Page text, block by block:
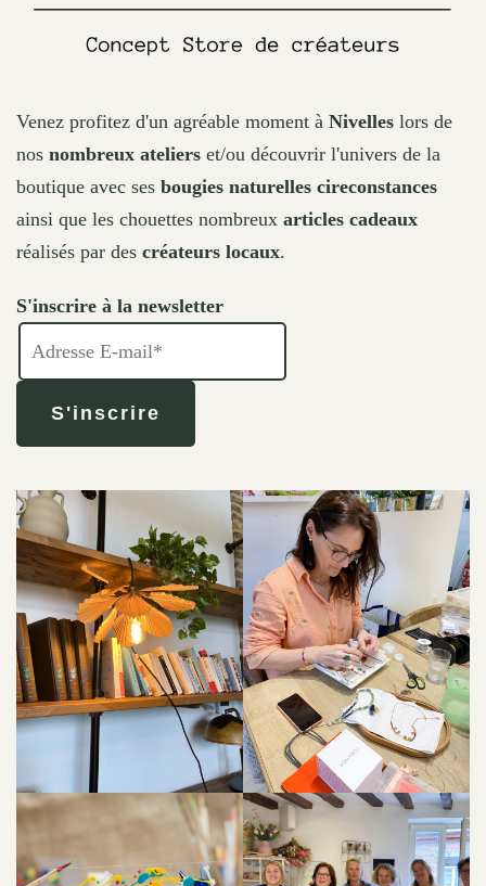
page
Venez profitez d'un agréable moment à Nivelles lors de
nos nombreux ateliers et/ou découvrir l'univers de la
boutique avec ses bougies naturelles cireconstances
ainsi que les chouettes nombreux articles cadeaux
réalisés par des créateurs locaux.
S'inscrire à la newsletter